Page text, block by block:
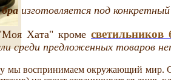
изготовляется под
Хата" кроме светильников
среди предложенных товаров
мы воспринимаем окружающий мир.